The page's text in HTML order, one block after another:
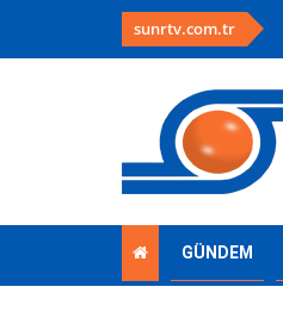
sunrtv.com.tr
GÜNDEM